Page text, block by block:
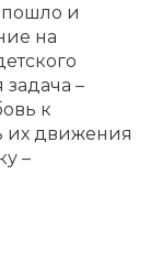
и
на
–
к
их движения
–